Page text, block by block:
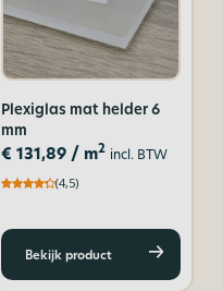
Plexiglas mat helder 6
mm
€ 131,89/ m2 incl. BTW
(4,5)
Bekijk product